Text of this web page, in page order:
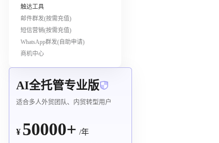
触达工具
邮件群发(按需充值)
短信营销(按需充值)
WhatsApp群发(自助申请)
商机中心
AI全托管专业版
适合多人外贸团队、内贸转型用户
¥ 50000+ /年